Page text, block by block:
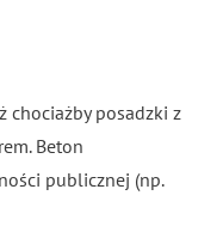
chociażby posadzki z
Beton
publicznej (np.